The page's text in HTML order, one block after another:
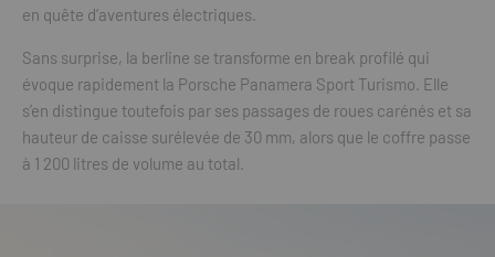
en quête d’aventures électriques.
Sans surprise, la berline se transforme en break profilé qui
évoque rapidement la Porsche Panamera Sport Turismo. Elle
s’en distingue toutefois par ses passages de roues carénés et sa
hauteur de caisse surélevée de 30 mm, alors que le coffre passe
à 1 200 litres de volume au total.